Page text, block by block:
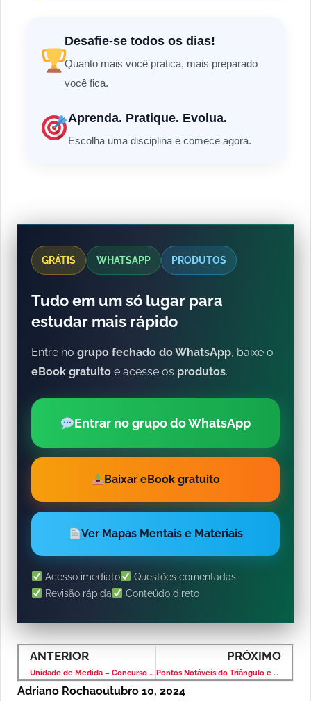
Desafie-se todos os dias!
Quanto mais você pratica, mais preparado
você fica.
Aprenda. Pratique. Evolua.
Escolha uma disciplina e comece agora.
GRÁTIS WHATSAPP PRODUTOS
Tudo em um só lugar para
estudar mais rápido
Entre no grupo fechado do WhatsApp, baixe o
eBook gratuito e acesse os produtos.
Entrar no grupo do WhatsApp
Baixar eBook gratuito
Ver Mapas Mentais e Materiais
Acesso imediato
Questões comentadas
Revisão rápida
Conteúdo direto
ANTERIOR
Unidade de Medida – Concurso Correios 2008 – Banca CONSULPLAN
PRÓXIMO
Pontos Notáveis do Triângulo e Propriedades
Adriano Rochaoutubro 10, 2024